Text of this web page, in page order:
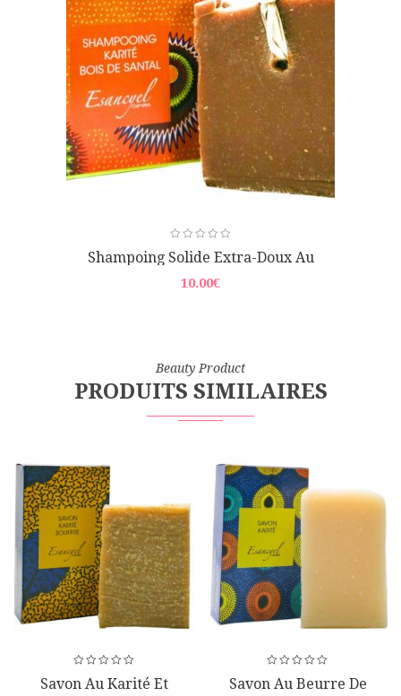
cutané. Associé au karité, le miel quant à lui,
nourrit et adoucit l’épiderme tout en lui
redonnant, souplesse et brillance. Cesavon
parfumé coco
convient aux peaux sèches, peaux
sensibles et/ou à problèmes de toute la famille y
compris les jeunes enfants et nourrissons
Shampoing Solide Extra-Doux Au
Beurre De Karité Et Poudre De Bois De
10.00€
Beauty Product
PRODUITS SIMILAIRES
Savon Au Karité Et
Savon Au Beurre De